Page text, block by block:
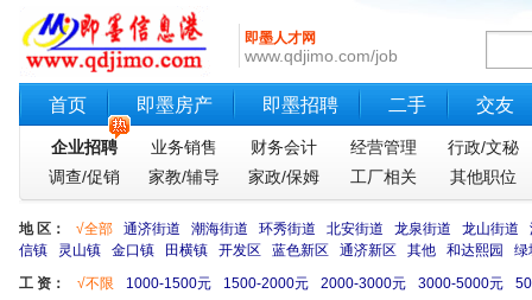
即墨人才网
www.qdjimo.com/job
首页 即墨房产 即墨招聘 二手 交友
企业招聘 业务销售 财务会计 经营管理
行政/文秘
调查/促销
家教/辅导 家政/保姆 工厂相关 其他职位
地 区： √全部 通济街道 潮海街道 环秀街道 北安街道 龙泉街道 龙山街道
信镇
灵山镇 金口镇 田横镇 开发区 蓝色新区 通济新区 其他 和达熙园
绿
工 资：
√不限 1000-1500元 1500-2000元 2000-3000元 3000-5000元